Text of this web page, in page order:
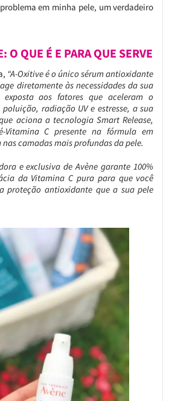
em minha pele, um verdadeiro
O QUE É E PARA QUE SERVE
“A-Oxitive é o único sérum antioxidante
diretamente às necessidades da sua
aos fatores que aceleram o
radiação UV e estresse, a sua
aciona a tecnologia Smart Release,
Vitamina C presente na fórmula em
camadas mais profundas da pele.
e exclusiva de Avène garante 100%
da Vitamina C pura para que você
proteção antioxidante que a sua pele